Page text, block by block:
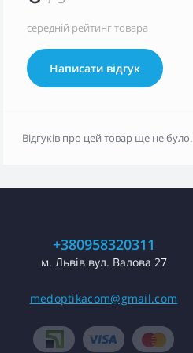
середній рейтинг товара
Написати відгук
Відгуків про цей товар ще не було.
+380958320311
м. Львів вул. Валова 27
medoptikacom@gmail.com